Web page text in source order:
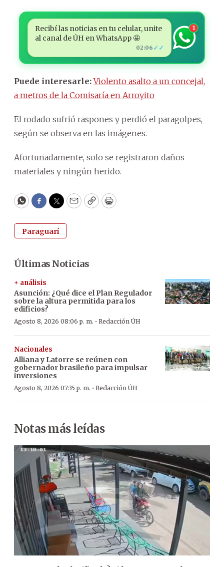
Recibí las noticias en tu celular, unite
al canal de ÚH en WhatsApp 🤩
02:06 ✓✓
1
Puede interesarle: Violento asalto a un concejal,
a metros de la Comisaría en Arroyito
El rodado sufrió raspones y perdió el paragolpes,
según se observa en las imágenes.
Afortunadamente, solo se registraron daños
materiales y ningún herido.
WhatsApp
Facebook
Twitter
EmailCopyPrint
Paraguarí
Últimas Noticias
+ análisis
Asunción: ¿Qué dice el Plan Regulador
sobre la altura permitida para los
edificios?
Agosto 8, 2026 08:06 p. m. · Redacción ÚH
Nacionales
Alliana y Latorre se reúnen con
gobernador brasileño para impulsar
inversiones
Agosto 8, 2026 07:35 p. m. · Redacción ÚH
Notas más leídas